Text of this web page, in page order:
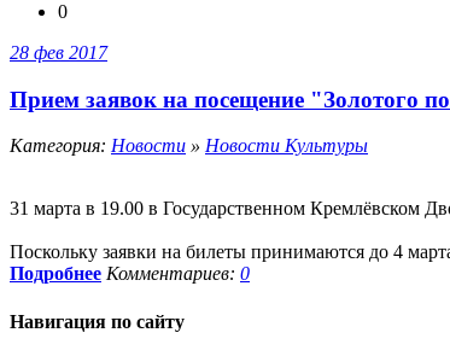
0
28 фев 2017
Прием заявок на посещение "Золотого
Категория: Новости » Новости Культуры
31 марта в 19.00 в Государственном Кремлёвском
Поскольку заявки на билеты принимаются до 4
Подробнее Комментариев: 0
Навигация по сайту